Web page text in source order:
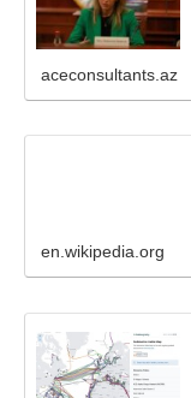
aceconsultants.az
en.wikipedia.org